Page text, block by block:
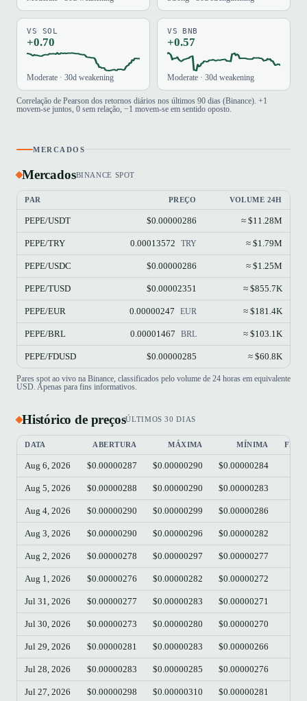
VS SOL
+0.70
Moderate · 30d weakening
VS BNB
+0.57
Moderate · 30d weakening
Correlação de Pearson dos retornos diários nos últimos 90 dias (Binance). +1
movem-se juntos, 0 sem relação, −1 movem-se em sentido oposto.
MERCADOS
MercadosBINANCE SPOT
PAR PREÇO VOLUME 24H
PEPE/USDT $0.00000286 ≈ $11.28M
PEPE/TRY 0.00013572 TRY ≈ $1.79M
PEPE/USDC $0.00000286 ≈ $1.25M
PEPE/TUSD $0.00002351 ≈ $855.7K
PEPE/EUR 0.00000247 EUR ≈ $181.4K
PEPE/BRL 0.00001467 BRL ≈ $103.1K
PEPE/FDUSD $0.00000285 ≈ $60.8K
Pares spot ao vivo na Binance, classificados pelo volume de 24 horas em equivalente
USD. Apenas para fins informativos.
Histórico de preçosÚLTIMOS 30 DIAS
DATA ABERTURA MÁXIMA MÍNIMA
Aug 6, 2026 $0.00000287 $0.00000290 $0.00000284
Aug 5, 2026 $0.00000288 $0.00000290 $0.00000283
Aug 4, 2026 $0.00000290 $0.00000299 $0.00000286
Aug 3, 2026 $0.00000290 $0.00000296 $0.00000282
Aug 2, 2026 $0.00000278 $0.00000297 $0.00000277
Aug 1, 2026 $0.00000276 $0.00000282 $0.00000272
Jul 31, 2026 $0.00000277 $0.00000283 $0.00000271
Jul 30, 2026 $0.00000273 $0.00000280 $0.00000270
Jul 29, 2026 $0.00000281 $0.00000283 $0.00000266
Jul 28, 2026 $0.00000283 $0.00000285 $0.00000276
Jul 27, 2026 $0.00000298 $0.00000310 $0.00000281